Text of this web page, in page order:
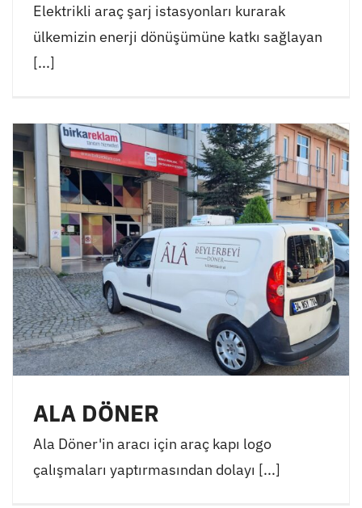
Elektrikli araç şarj istasyonları kurarak
ülkemizin enerji dönüşümüne katkı sağlayan
[...]
ALA DÖNER
Ala Döner'in aracı için araç kapı logo
çalışmaları yaptırmasından dolayı [...]